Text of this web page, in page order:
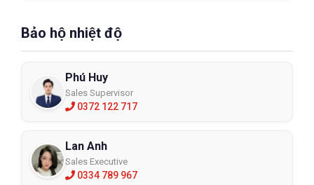
Bảo hộ nhiệt độ
Phú Huy
Sales Supervisor
0372 122 717
Lan Anh
Sales Executive
0334 789 967